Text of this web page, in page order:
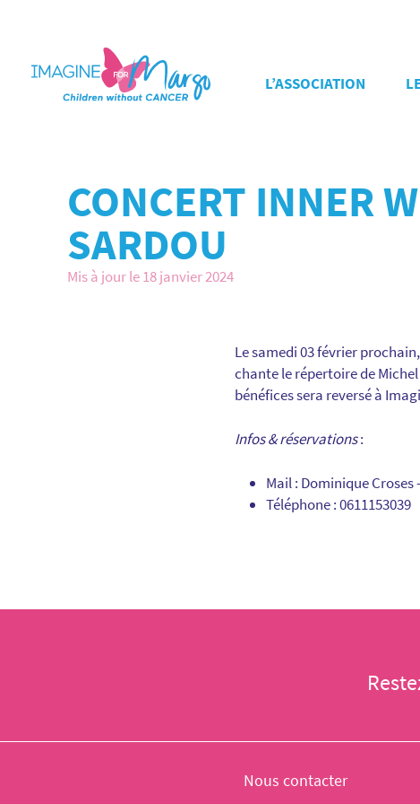
L’ASSOCIATION
CONCERT INNER
SARDOU
Mis à jour le 18 janvier 2024
Le samedi 03 février
chante le répertoire de
bénéfices sera reversé à
Infos & réservations:
Mail : Dominique Croses
Téléphone : 0611153039
Nous contacter